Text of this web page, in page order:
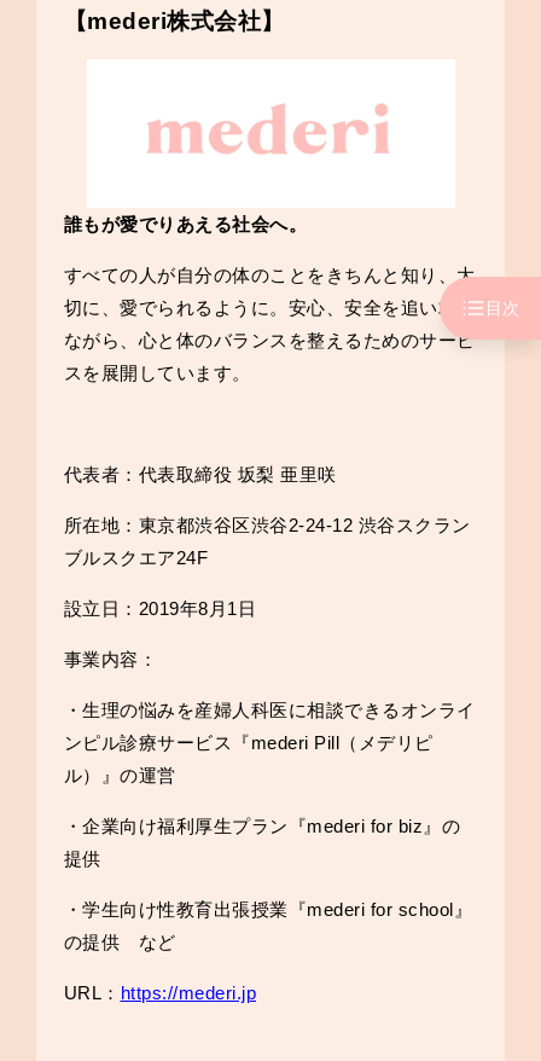
目次
【mederi株式会社】
誰もが愛でりあえる社会へ。
すべての人が自分の体のことをきちんと知り、大
切に、愛でられるように。安心、安全を追い求め
ながら、心と体のバランスを整えるためのサービ
スを展開しています。
代表者：代表取締役 坂梨 亜里咲
所在地：東京都渋谷区渋谷2-24-12 渋谷スクラン
ブルスクエア24F
設立日：2019年8月1日
事業内容：
・生理の悩みを産婦人科医に相談できるオンライ
ンピル診療サービス『mederi Pill（メデリピ
ル）』の運営
・企業向け福利厚生プラン『mederi for biz』の
提供
・学生向け性教育出張授業『mederi for school』
の提供 など
URL： https://mederi.jp